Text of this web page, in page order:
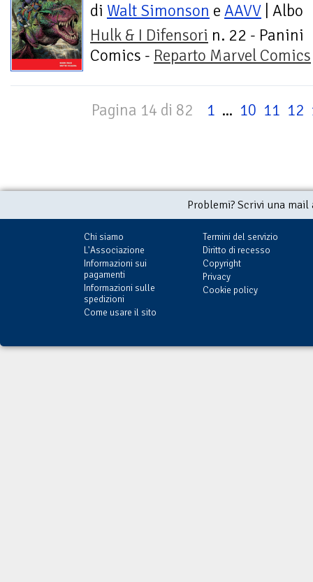
di Walt Simonson e AAVV | Albo
Hulk & I Difensori n. 22 - Panini
Comics - Reparto Marvel Comics
Pagina 14 di 82 1 ... 10 11 12
Problemi? Scrivi una
Chi siamo
L'Associazione
Informazioni sui
pagamenti
Informazioni sulle
spedizioni
Come usare il sito
Termini del servizio
Diritto di recesso
Copyright
Privacy
Cookie policy